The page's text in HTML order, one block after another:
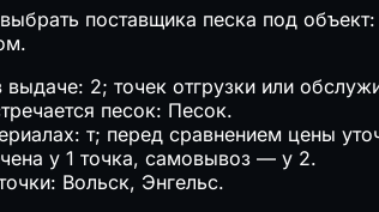
поставщика песка под
2; точек отгрузки или
песок: Песок.
т; перед сравнением цены
у 1 точка, самовывоз — у 2.
Вольск, Энгельс.